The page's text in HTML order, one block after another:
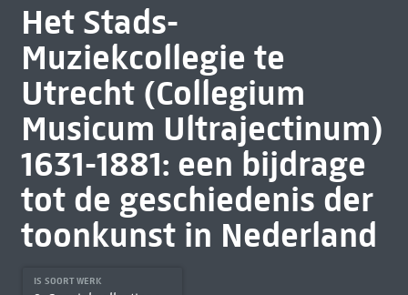
Het Stads-
Muziekcollegie te
Utrecht (Collegium
Musicum Ultrajectinum)
1631-1881: een bijdrage
tot de geschiedenis der
toonkunst in Nederland
IS SOORT WERK